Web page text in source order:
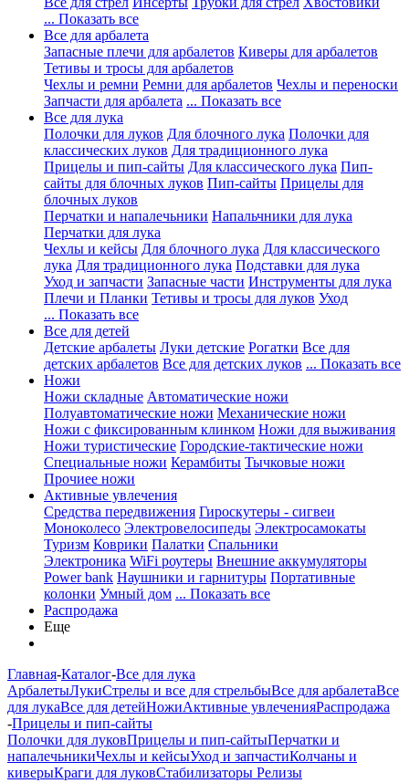
... Показать все
Все для арбалета
Запасные плечи для арбалетов Киверы для арбалетов
Тетивы и тросы для арбалетов
Чехлы и ремни Ремни для арбалетов Чехлы и переноски
Запчасти для арбалета ... Показать все
Все для лука
Полочки для луков Для блочного лука Полочки для
классических луков Для традиционного лука
Прицелы и пип-сайты Для классического лука Пип-
сайты для блочных луков Пип-сайты Прицелы для
блочных луков
Перчатки и напалечьники Напальчники для лука
Перчатки для лука
Чехлы и кейсы Для блочного лука Для классического
лука Для традиционного лука Подставки для лука
Уход и запчасти Запасные части Инструменты для лука
Плечи и Планки Тетивы и тросы для луков Уход
... Показать все
Все для детей
Детские арбалеты Луки детские Рогатки Все для
детских арбалетов Все для детских луков ... Показать все
Ножи
Ножи складные Автоматические ножи
Полуавтоматические ножи Механические ножи
Ножи с фиксированным клинком Ножи для выживания
Ножи туристические Городские-тактические ножи
Специальные ножи Керамбиты Тычковые ножи
Прочиее ножи
Активные увлечения
Средства передвижения Гироскутеры - сигвеи
Моноколесо Электровелосипеды Электросамокаты
Туризм Коврики Палатки Спальники
Электроника WiFi роутеры Внешние аккумуляторы
Power bank Наушники и гарнитуры Портативные
колонки Умный дом ... Показать все
Распродажа
Еще
Главная-Каталог-Все для лука
АрбалетыЛукиСтрелы и все для стрельбыВсе для арбалетаВсе
для лукаВсе для детейНожиАктивные увлеченияРаспродажа
-Прицелы и пип-сайты
Полочки для луковПрицелы и пип-сайтыПерчатки и
напалечьникиЧехлы и кейсыУход и запчастиКолчаны и
киверыКраги для луковСтабилизаторы Релизы